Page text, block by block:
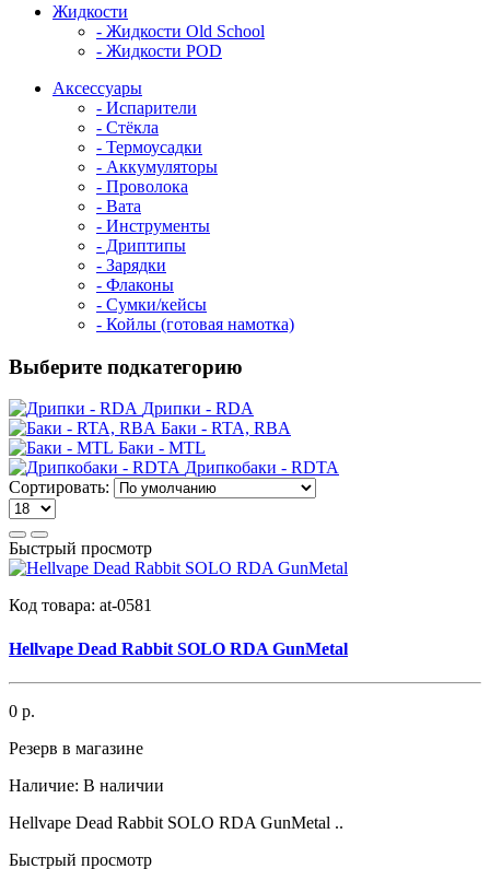
Жидкости
- Жидкости Old School
- Жидкости POD
Аксессуары
- Испарители
- Стёкла
- Термоусадки
- Аккумуляторы
- Проволока
- Вата
- Инструменты
- Дриптипы
- Зарядки
- Флаконы
- Сумки/кейсы
- Койлы (готовая намотка)
Выберите подкатегорию
Дрипки - RDA
Баки - RTA, RBA
Баки - MTL
Дрипкобаки - RDTA
Сортировать:
Быстрый просмотр
Код товара: at-0581
Hellvape Dead Rabbit SOLO RDA GunMetal
0 р.
Резерв в магазине
Наличие: В наличии
Hellvape Dead Rabbit SOLO RDA GunMetal ..
Быстрый просмотр